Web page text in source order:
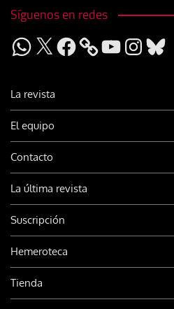
Síguenos en redes
WhatsApp
X Facebook YouTubeInstagram
Bluesky
La revista
El equipo
Contacto
La última revista
Suscripción
Hemeroteca
Tienda